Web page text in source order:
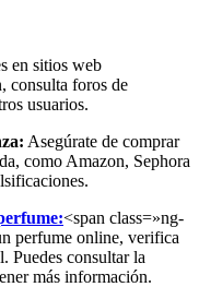
en sitios web
consulta foros de
usuarios.
Asegúrate de comprar
como Amazon, Sephora
<span class=»ng-
perfume online, verifica
Puedes consultar la
más información.